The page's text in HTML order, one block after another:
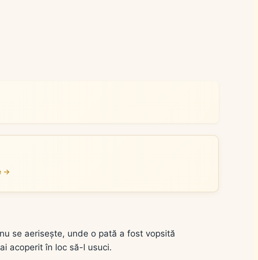
→
se aerisește, unde o pată a fost vopsită
acoperit în loc să-l usuci.